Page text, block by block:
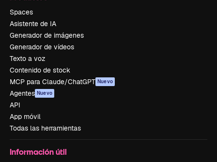
Spaces
Asistente de IA
Generador de imágenes
Generador de vídeos
Texto a voz
Contenido de stock
MCP para Claude/ChatGPT Nuevo
Agentes Nuevo
API
App móvil
Todas las herramientas
Información útil